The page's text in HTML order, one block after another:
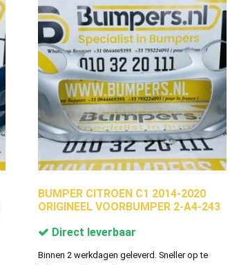
BUMPER CITROEN C1 2014-2020
ORIGINEEL VOORBUMPER 2-A4-243
Direct leverbaar
Binnen 2 werkdagen geleverd. Sneller op te